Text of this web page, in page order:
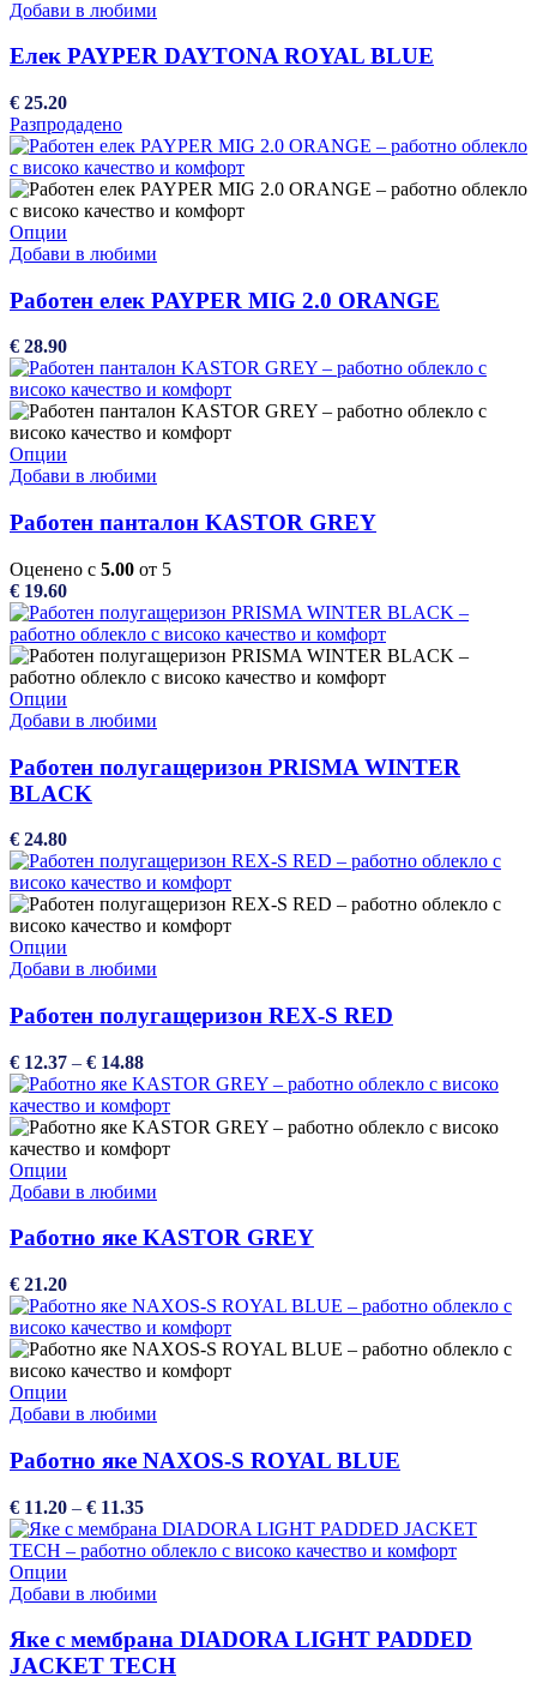
product
multiple
The
options
may
be
chosen
on
product
page
Добави в любими
Елек PAYPER DAYTONA ROYAL BLUE
€ 25.20
Разпродадено
Опции
product
multiple
variants.
The
options
may
be
chosen
the
product
Добави в любими
Работен елек PAYPER MIG 2.0 ORANGE
€ 28.90
Опции
product
multiple
variants.
options
be
chosen
on
the
product
page
Добави в любими
Работен панталон KASTOR GREY
Оценено с 5.00 от 5
€ 19.60
Опции
product
multiple
variants.
The
may
be
chosen
on
the
product
page
Добави в любими
Работен полугащеризон PRISMA WINTER
BLACK
€ 24.80
Опции
product
multiple
variants.
The
options
may
be
chosen
on
the
product
Добави в любими
Работен полугащеризон REX-S RED
€ 12.37 – € 14.88Price
range:
€ 12.37
through
€ 14.88
Опции
product
multiple
The
options
may
be
chosen
the
product
Добави в любими
Работно яке KASTOR GREY
€ 21.20
Опции
product
multiple
variants.
The
options
may
be
chosen
on
product
page
Добави в любими
Работно яке NAXOS-S ROYAL BLUE
€ 11.20 – € 11.35Price
range:
€ 11.20
€ 11.35
Опции
product
multiple
variants.
The
Добави в любими
Яке с мембрана DIADORA LIGHT PADDED
JACKET TECH